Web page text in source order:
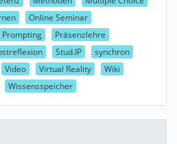
Online Seminar
Prompting
Präsenzlehre
Stud.IP
synchron
Video Virtual Reality
Wiki
Wissensspeicher